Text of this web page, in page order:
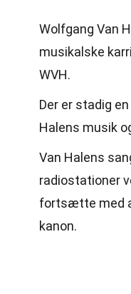
Wolfgang Van
musikalske
WVH.
Der er stadig
Halens musik
Van Halens
radiostationer
fortsætte med
kanon.